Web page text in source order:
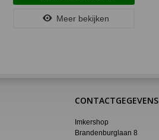
Meer bekijken
CONTACTGEGEVENS
Imkershop
Brandenburglaan 8